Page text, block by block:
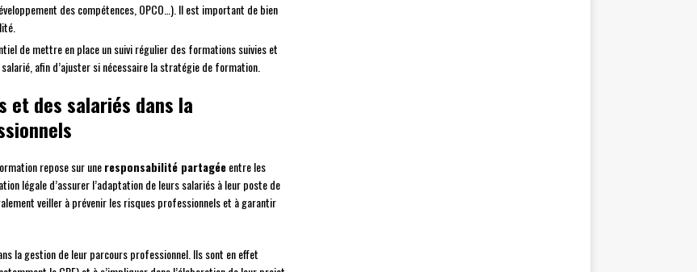
des compétences, OPCO…). Il est important de bien
de mettre en place un suivi régulier des formations suivies et
afin d’ajuster si nécessaire la stratégie de formation.
et des salariés dans la
repose sur uneresponsabilité partagéeentre les
légale d’assurer l’adaptation de leurs salariés à leur poste de
veiller à prévenir les risques professionnels et à garantir
la gestion de leur parcours professionnel. Ils sont en effet